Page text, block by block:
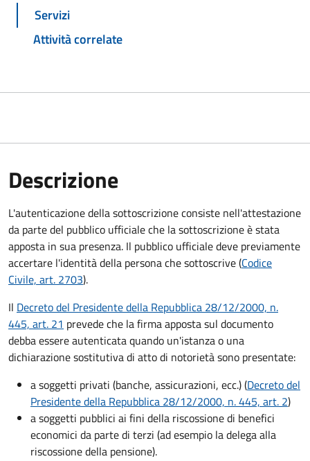
Servizi
Attività correlate
Descrizione
L'autenticazione della sottoscrizione consiste nell'attestazione
da parte del pubblico ufficiale che la sottoscrizione è stata
apposta in sua presenza. Il pubblico ufficiale deve previamente
accertare l'identità della persona che sottoscrive (Codice
Civile, art. 2703).
Il Decreto del Presidente della Repubblica 28/12/2000, n.
445, art. 21 prevede che la firma apposta sul documento
debba essere autenticata quando un'istanza o una
dichiarazione sostitutiva di atto di notorietà sono presentate:
a soggetti privati​​​​​ (banche, assicurazioni, ecc.) (Decreto del
Presidente della Repubblica 28/12/2000, n. 445, art. 2)
a soggetti pubblici ai fini della riscossione di benefici
economici da parte di terzi (ad esempio la delega alla
riscossione della pensione).